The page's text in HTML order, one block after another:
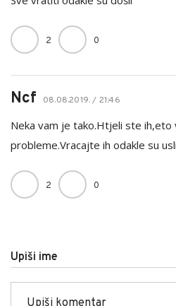
2 0
Ncf 08.08.2019. / 21:46
Neka vam je tako.Htjeli ste ih,eto
probleme.Vracajte ih odakle su
2 0
Upiši ime